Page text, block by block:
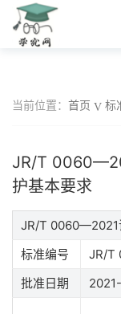
当前位置： 首页 标
JR/T
护基本要求
JR/T 0060—2021
标准编号
JR/T
批准日期